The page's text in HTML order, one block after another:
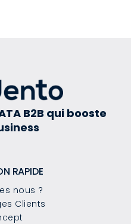
B2B qui booste
RAPIDE
nous ?
Clients